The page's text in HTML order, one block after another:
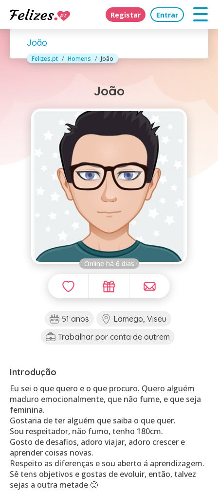
Registar Entrar
João
Felizes.pt Homens João
João
Online há 6 dias
51 anos
Lamego, Viseu
Trabalhar por conta de outrem
Introdução
Eu sei o que quero e o que procuro. Quero alguém
maduro emocionalmente, que não fume, e que seja
feminina.
Gostaria de ter alguém que saiba o que quer.
Sou respeitador, não fumo, tenho 180cm.
Gosto de desafios, adoro viajar, adoro crescer e
aprender coisas novas.
Respeito as diferenças e sou aberto á aprendizagem.
Sê tens objetivos e gostas de evoluir, então, talvez
sejas a outra metade 🙂